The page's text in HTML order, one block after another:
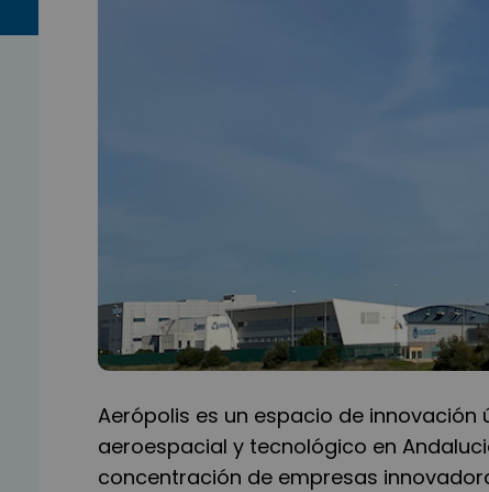
Aerópolis es un espacio de
aeroespacial y tecnológico en
concentración de empresas